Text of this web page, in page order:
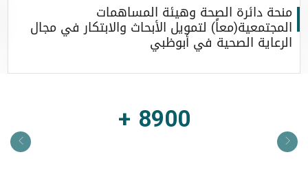
منحة دائرة الصحة وهيئة المساهمات
المجتمعية(معاً) لتمويل الأبحاث والابتكار في مجال
الرعاية الصحية في أبوظبي
8900 +